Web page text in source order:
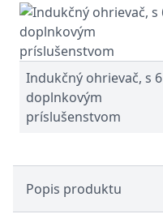
Indukčný ohrievač, s 6
doplnkovým
príslušenstvom
Popis produktu